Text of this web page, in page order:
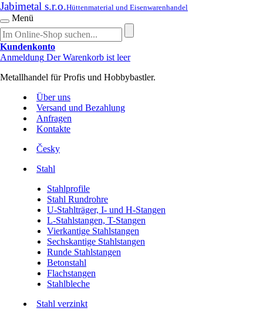
Jabimetal s.r.o.Hüttenmaterial und Eisenwarenhandel
Menü
Kundenkonto
Anmeldung Der Warenkorb ist leer
Metallhandel für Profis und Hobbybastler.
Über uns
Versand und Bezahlung
Anfragen
Kontakte
Česky
Stahl
Stahlprofile
Stahl Rundrohre
U-Stahlträger, I- und H-Stangen
L-Stahlstangen, T-Stangen
Vierkantige Stahlstangen
Sechskantige Stahlstangen
Runde Stahlstangen
Betonstahl
Flachstangen
Stahlbleche
Stahl verzinkt